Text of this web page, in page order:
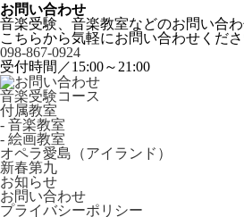
お問い合わせ
音楽受験、音楽教室などのお問い合わ
こちらから気軽にお問い合わせくださ
098-867-0924
受付時間／15:00～21:00
音楽受験コース
付属教室
- 音楽教室
- 絵画教室
オペラ愛島（アイランド）
新春第九
お知らせ
お問い合わせ
プライバシーポリシー